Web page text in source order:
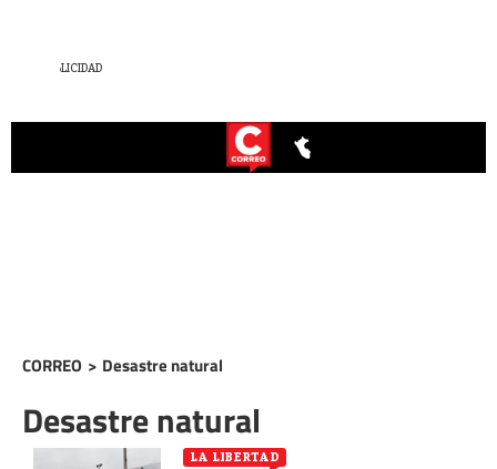
CORREO > Desastre natural
Desastre natural
LA LIBERTAD